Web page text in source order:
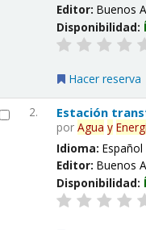
Editor:Buenos
Disponibilidad:
Hacer reserva
2. Estación
porAgua y
Idioma:Español
Editor:Buenos
Disponibilidad: